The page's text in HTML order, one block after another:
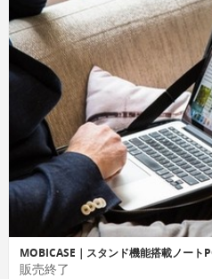
MOBICASE｜スタンド機能搭載ノート
販売終了